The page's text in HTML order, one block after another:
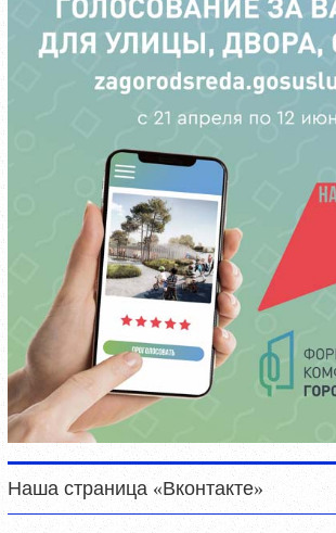
Наша страница «Вконтакте»